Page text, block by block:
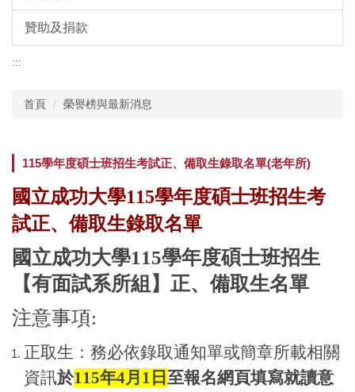
贊助及捐款
:::
首頁 榮譽榜與最新消息
115學年度碩士班招生考試正、備取生錄取名單(老年所)
國立成功大學115學年度碩士班招生考
試正、備取生錄取名單
國立成功大學115學年度碩士班招生
【有面試系所組】正、備取生名單
注意事項:
正取生：務必依錄取通知單或簡章所載相關
資訊於115年4月1日至報名網頁填寫就讀意